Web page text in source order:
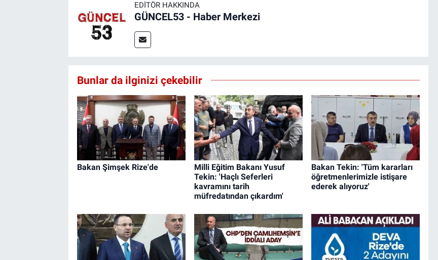
EDITÖR HAKKINDA
GÜNCEL53 - Haber Merkezi
Bunlar da ilginizi çekebilir
Bakan Şimşek Rize'de
Milli Eğitim Bakanı Yusuf
Tekin: 'Haçlı Seferleri
kavramını tarih
müfredatından çıkardım'
Bakan Tekin: 'Tüm kararları
öğretmenlerimizle istişare
ederek alıyoruz'